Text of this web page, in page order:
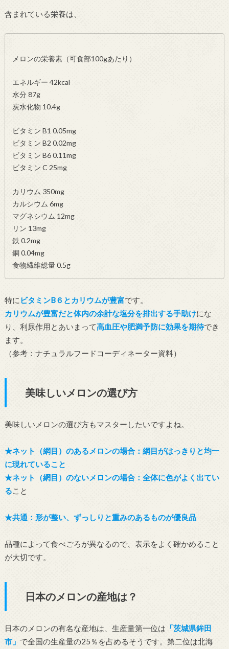
含まれている栄養は、
メロンの栄養素（可食部100gあたり）
エネルギー 42kcal
水分 87g
炭水化物 10.4g
ビタミン B1 0.05mg
ビタミン B2 0.02mg
ビタミン B6 0.11mg
ビタミン C 25mg
カリウム 350mg
カルシウム 6mg
マグネシウム 12mg
リン 13mg
鉄 0.2mg
銅 0.04mg
食物繊維総量 0.5g
特に ビタミンB６とカリウムが豊富です。
カリウムが豊富だと体内の余計な塩分を排出する手助けにな
り、利尿作用とあいまって高血圧や肥満予防に効果を期待でき
ます。
（参考：ナチュラルフードコーディネーター資料）
美味しいメロンの選び方
美味しいメロンの選び方もマスターしたいですよね。
★ネット（網目）のあるメロンの場合：網目がはっきりと均一
に現れていること
★ネット（網目）のないメロンの場合：全体に色がよく出てい
ること
★共通：形が整い、ずっしりと重みのあるものが優良品
品種によって食べごろが異なるので、表示をよく確かめること
が大切です。
日本のメロンの産地は？
日本のメロンの有名な産地は、生産量第一位は 「茨城県鉾田
市」 で全国の生産量の25％を占めるそうです。第二位は北海